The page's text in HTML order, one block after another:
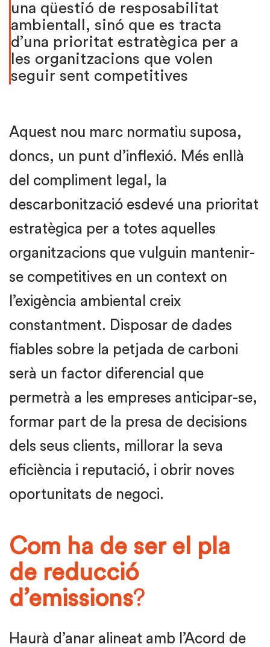
una qüestió de resposabilitat
ambientall, sinó que es tracta
d’una prioritat estratègica per a
les organitzacions que volen
seguir sent competitives
Aquest nou marc normatiu suposa,
doncs, un punt d’inflexió. Més enllà
del compliment legal, la
descarbonització esdevé una prioritat
estratègica per a totes aquelles
organitzacions que vulguin mantenir-
se competitives en un context on
l’exigència ambiental creix
constantment. Disposar de dades
fiables sobre la petjada de carboni
serà un factor diferencial que
permetrà a les empreses anticipar-se,
formar part de la presa de decisions
dels seus clients, millorar la seva
eficiència i reputació, i obrir noves
oportunitats de negoci.
Com ha de ser el pla
de reducció
d’emissions?
Haurà d’anar alineat amb l’Acord de